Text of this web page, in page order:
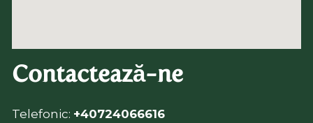
Contactează-ne
Telefonic: +40724066616